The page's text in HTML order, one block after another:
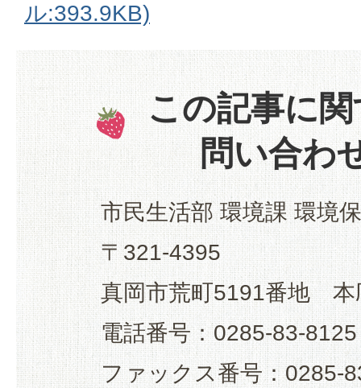
ル:393.9KB)
この記事に
問い合わ
市民生活部 環境課 環境
〒321-4395
真岡市荒町5191番地 本
電話番号：0285-83-8125
ファックス番号：0285-